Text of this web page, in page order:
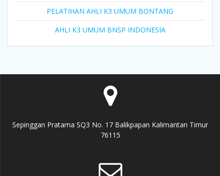
PELATIHAN AHLI K3 UMUM BONTANG
AHLI K3 UMUM BNSP INDONESIA
Sepinggan Pratama SQ3 No. 17 Balikpapan Kalimantan Timur
76115